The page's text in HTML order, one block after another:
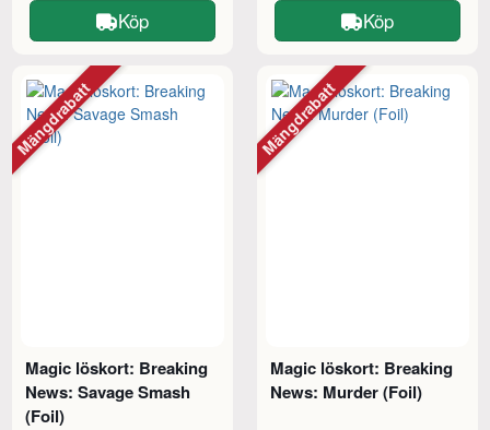
Köp Köp
Magic löskort: Breaking
News: Savage Smash
(Foil)
Mängdrabatt
Magic löskort: Breaking
News: Murder (Foil)
Mängdrabatt